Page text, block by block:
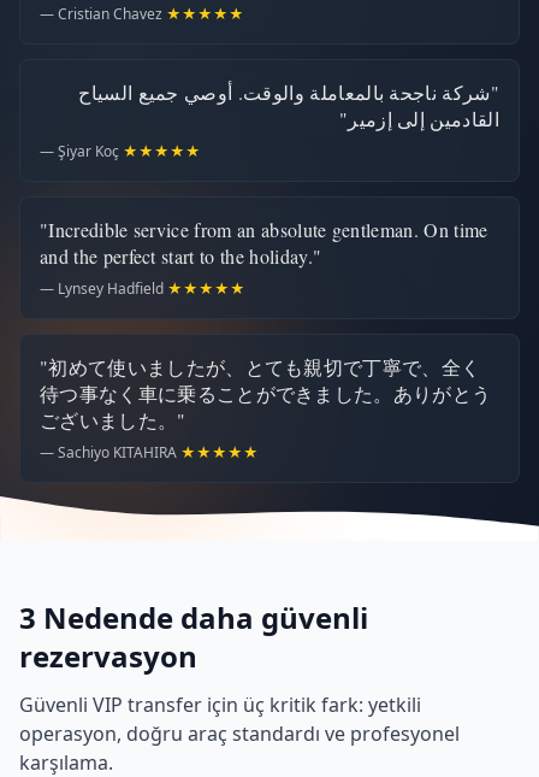
— Cristian Chavez ★★★★★
"شركة ناجحة بالمعاملة والوقت. أوصي جميع السياح
القادمين إلى إزمير"
— Şiyar Koç ★★★★★
"Incredible service from an absolute gentleman. On time
and the perfect start to the holiday."
— Lynsey Hadfield ★★★★★
"初めて使いましたが、とても親切で丁寧で、全く
待つ事なく車に乗ることができました。ありがとう
ございました。"
— Sachiyo KITAHIRA ★★★★★
3 Nedende daha güvenli
rezervasyon
Güvenli VIP transfer için üç kritik fark: yetkili
operasyon, doğru araç standardı ve profesyonel
karşılama.